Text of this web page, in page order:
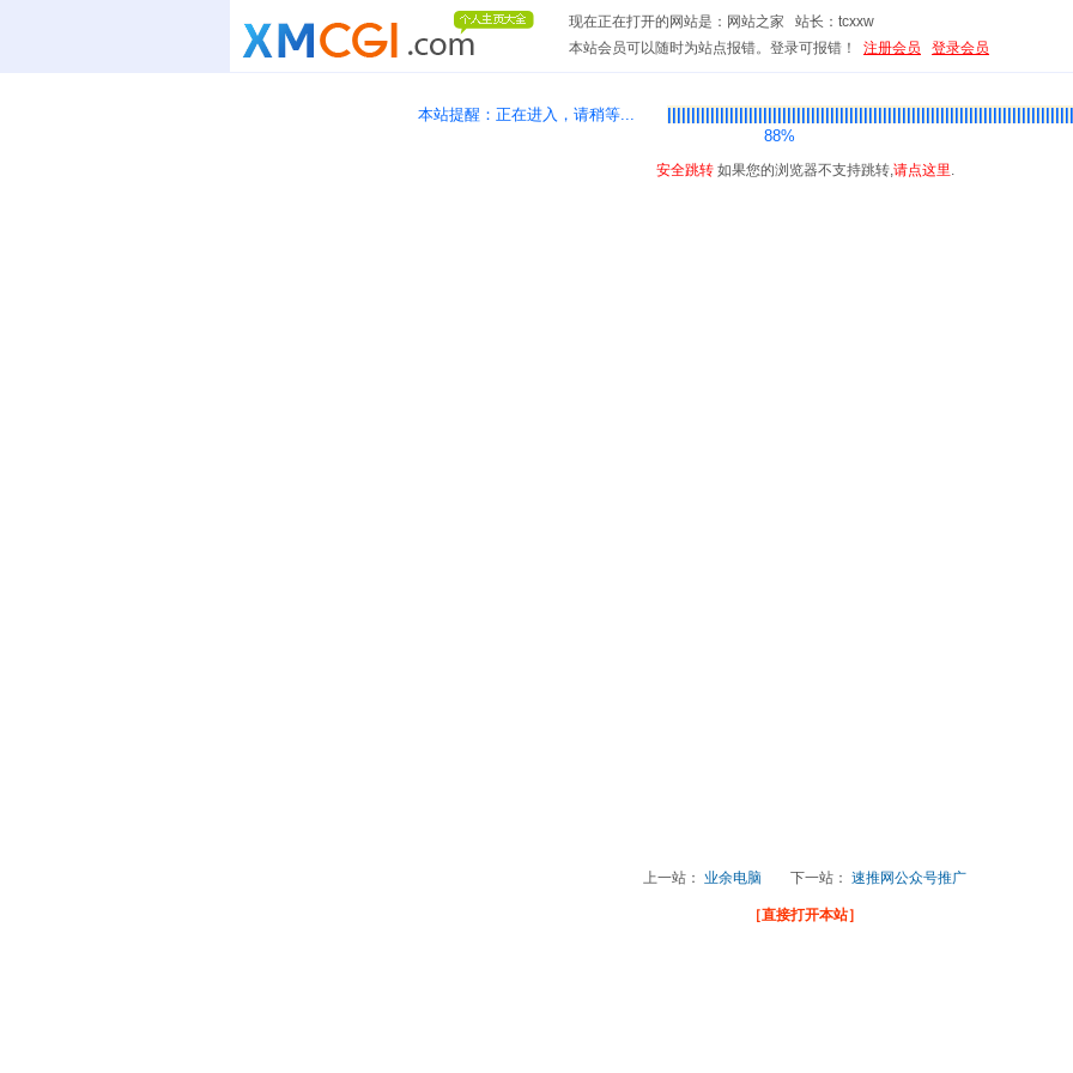
现在正在打开的网站是：网站之家 站长：tcxxw
本站会员可以随时为站点报错。登录可报错！ 注册会员 登录会员
上一站： 业余电脑 下一站： 速推网公众号推广
［直接打开本站］